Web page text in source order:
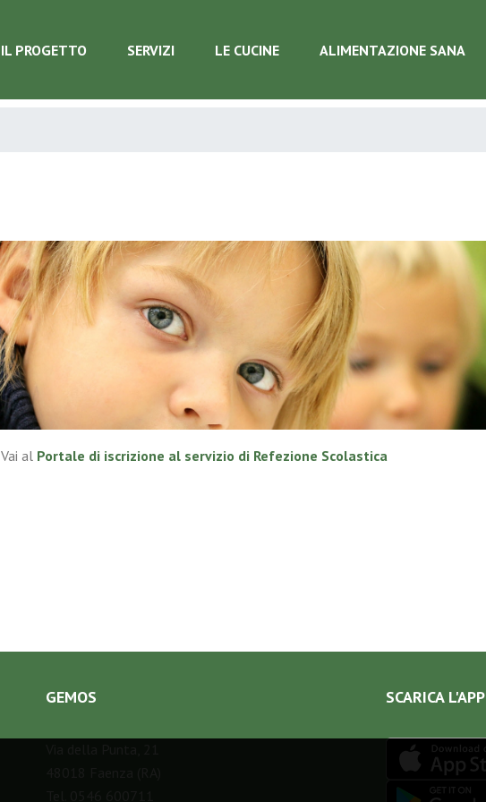
IL PROGETTO SERVIZI LE CUCINE ALIMENTAZIONE SANA
Vai al Portale di iscrizione al servizio di Refezione Scolastica
GEMOS SCARICA L'APP